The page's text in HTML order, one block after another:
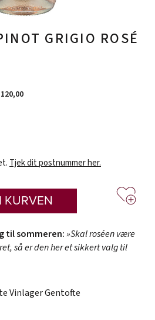
GRIGIO ROSÉ
Tjek dit postnummer her.
til sommeren:»Skal roséen være
så er den her et sikkert valg til
Vinlager Gentofte